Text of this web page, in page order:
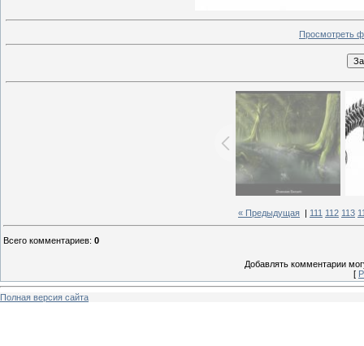
Просмотреть
« Предыдущая 111 112 113
Всего комментариев: 0
Добавлять комментарии
[
Полная версия сайта